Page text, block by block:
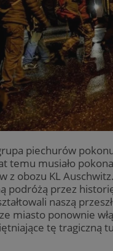
piechurów
temu musiało
z obozu KL
podróżą przez
naszą
miasto ponownie
tę tragiczną